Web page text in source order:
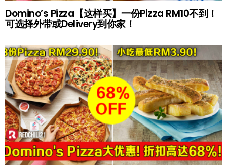
Domino’s Pizza【这样买】一份Pizza RM10不到！
可选择外带或Delivery到你家！